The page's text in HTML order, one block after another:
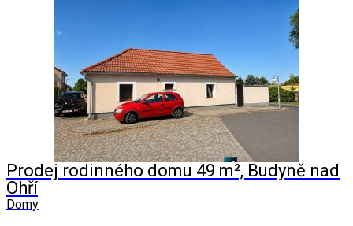
Prodej rodinného domu 49 m², Budyně nad
Ohří
Domy